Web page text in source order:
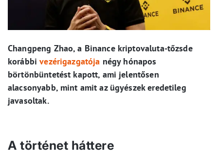
Changpeng Zhao, a Binance kriptovaluta-tőzsde
korábbivezérigazgatója négy hónapos
börtönbüntetést kapott, ami jelentősen
alacsonyabb, mint amit az ügyészek eredetileg
javasoltak.
A történet háttere